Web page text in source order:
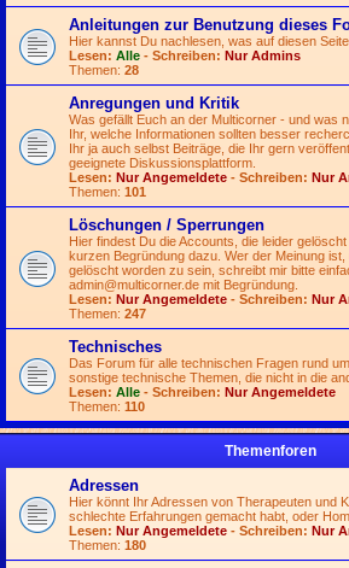
Anleitungen zur Benutzung dieses
Hier kannst Du nachlesen, was auf diesen
Lesen: Alle - Schreiben: Nur Admins
Themen: 28
Anregungen und Kritik
Was gefällt Euch an der Multicorner - und was
Ihr, welche Informationen sollten besser
Ihr ja auch selbst Beiträge, die Ihr gern
geeignete Diskussionsplattform.
Lesen: Nur Angemeldete - Schreiben: Nur
Themen: 101
Löschungen / Sperrungen
Hier findest Du die Accounts, die leider
kurzen Begründung dazu. Wer der Meinung
gelöscht worden zu sein, schreibt mir bitte
admin@multicorner.de mit Begründung.
Lesen: Nur Angemeldete - Schreiben: Nur
Themen: 247
Technisches
Das Forum für alle technischen Fragen rund
sonstige technische Themen, die nicht in die
Lesen: Alle - Schreiben: Nur Angemeldete
Themen: 110
Themenforen
Adressen
Hier könnt Ihr Adressen von Therapeuten und
schlechte Erfahrungen gemacht habt, oder
Lesen: Nur Angemeldete - Schreiben: Nur
Themen: 180